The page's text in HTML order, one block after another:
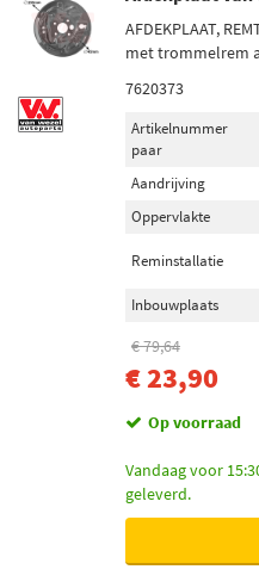
AFDEKPLAAT,
met trommelrem
7620373
Artikelnummer
paar
Aandrijving
Oppervlakte
Reminstallatie
Inbouwplaats
€ 79,64
€ 23,90
Op voorraad
Vandaag voor
geleverd.